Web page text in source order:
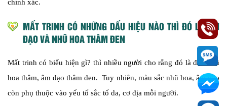
chính xác.
MẤT TRINH CÓ NHỮNG DẤU HIỆU NÀO THÌ ĐÓ LÀ ÂM
ĐẠO VÀ NHŨ HOA THÂM ĐEN
Mất trinh có biểu hiện gì? thì nhiều người cho rằng đó là đầu nhũ
hoa thâm, âm đạo thâm đen. Tuy nhiên, màu sắc nhũ hoa, âm đạo
còn phụ thuộc vào yếu tố sắc tố da, cơ địa mỗi người.